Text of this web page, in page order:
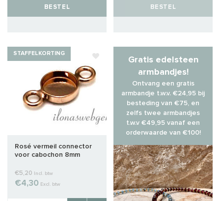
BESTEL BESTEL
STAFFELKORTING
Rosé vermeil connector
voor cabochon 8mm
€5,20 Incl. btw
€4,30 Excl. btw
Gratis edelsteen
armbandjes!
Ontvang een gratis
armbandje t.w.v. €24,95 bij
besteding van €75, en
zelfs twee armbandjes
t.w.v €49,95 vanaf een
orderwaarde van €100!